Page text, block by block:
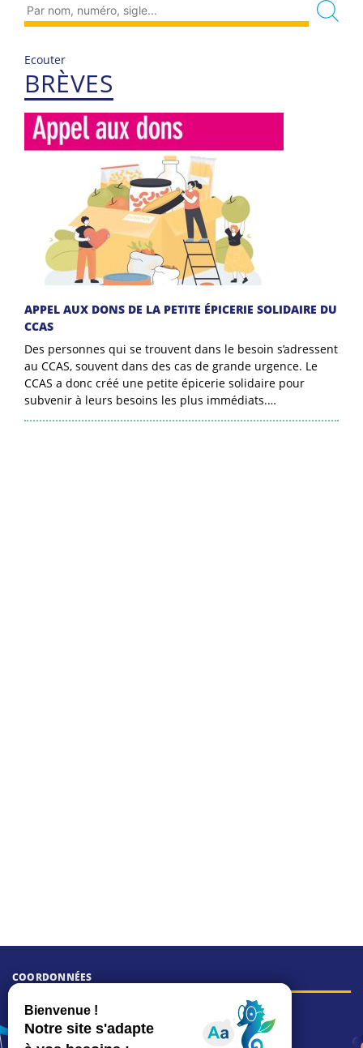
Ecouter
BRÈVES
APPEL AUX DONS DE LA PETITE ÉPICERIE SOLIDAIRE DU
CCAS
Des personnes qui se trouvent dans le besoin s’adressent
au CCAS, souvent dans des cas de grande urgence. Le
CCAS a donc créé une petite épicerie solidaire pour
subvenir à leurs besoins les plus immédiats.…
COORDONNÉES
Hôtel de ville
15, rue Charles-Duflos
01 41 19 83 00